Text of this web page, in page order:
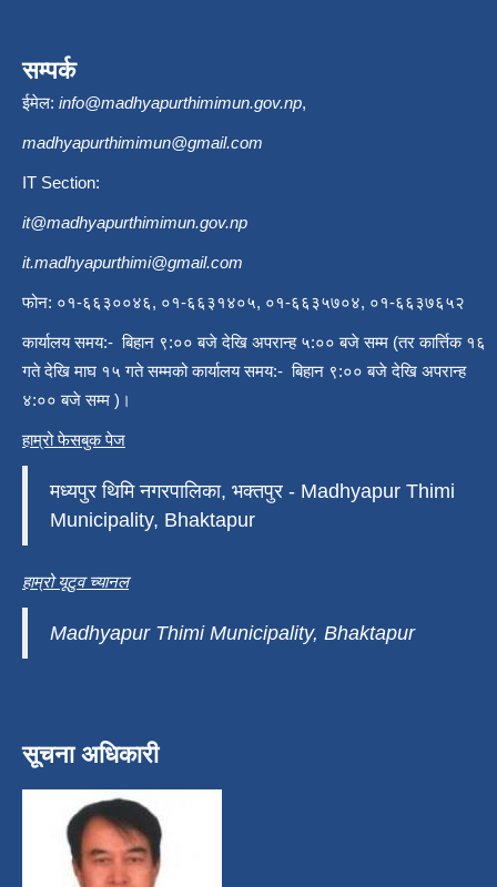
सम्पर्क
ईमेल: info@madhyapurthimimun.gov.np,
madhyapurthimimun@gmail.com
IT Section:
it@madhyapurthimimun.gov.np
it.madhyapurthimi@gmail.com
फोन: ०१-६६३००४६, ०१-६६३१४०५, ०१-६६३५७०४, ०१-६६३७६५२
कार्यालय समय:- बिहान ९:०० बजे देखि अपरान्ह ५:०० बजे सम्म (तर कार्त्तिक १६
गते देखि माघ १५ गते सम्मको कार्यालय समय:- बिहान ९:०० बजे देखि अपरान्ह
४:०० बजे सम्म )।
हाम्रो फेसबुक पेज
मध्यपुर थिमि नगरपालिका, भक्तपुर - Madhyapur Thimi
Municipality, Bhaktapur
हाम्रो यूटुव च्यानल
Madhyapur Thimi Municipality, Bhaktapur
सूचना अधिकारी